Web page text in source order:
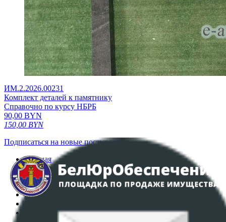
ИМ.2.2026.00231
Комплект деталей к памятнику
Справочно по курсу НБРБ
90,00 BYN
150,00 BYN
Подписаться на новые поступления
Главная
Аукционы
Интернет-магазин
Регламент организации и проведения торгов
Политика в отношении обработки персональных